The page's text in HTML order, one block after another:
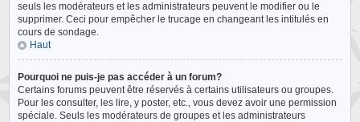
seuls les modérateurs et les administrateurs peuvent le modifier ou le
supprimer. Ceci pour empêcher le trucage en changeant les intitulés en
cours de sondage.
Haut
Pourquoi ne puis-je pas accéder à un forum?
Certains forums peuvent être réservés à certains utilisateurs ou groupes.
Pour les consulter, les lire, y poster, etc., vous devez avoir une permission
spéciale. Seuls les modérateurs de groupes et les administrateurs